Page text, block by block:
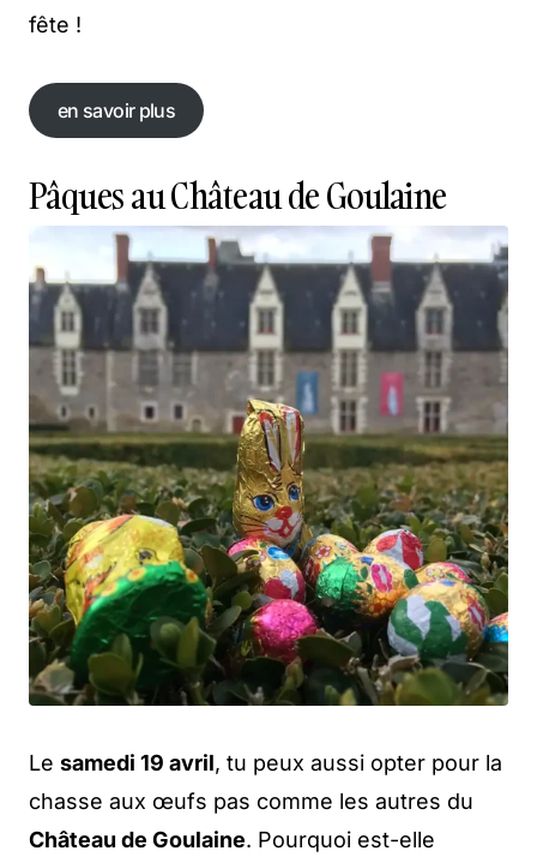
fête !
en savoir plus
en savoir plus
Pâques au Château de Goulaine
Le samedi 19 avril, tu peux aussi opter pour la
chasse aux œufs pas comme les autres du
Château de Goulaine. Pourquoi est-elle